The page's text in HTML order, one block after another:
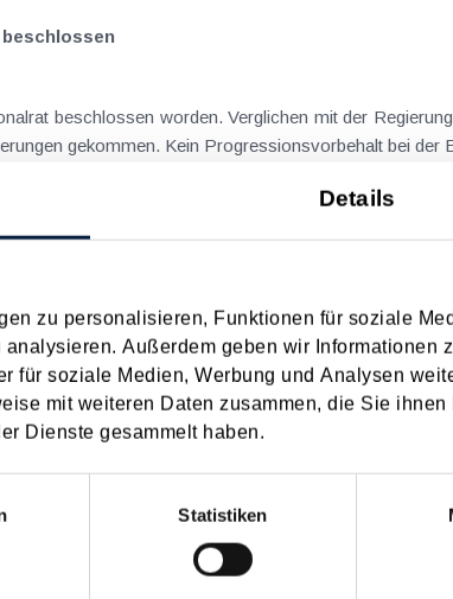
Details
zu personalisieren, Funktionen für soziale
Außerdem geben wir Informationen
für soziale Medien, Werbung und Analysen
mit weiteren Daten zusammen, die Sie
Dienste gesammelt haben.
Statistiken
beschlossen worden. Verglichen mit der
aus dem Juli 2026 ) ist es dabei vereinzelt noch zu wichtigen Änderungen gekommen. Kein
in zeitlichem Zusammenhang mit dem
für die Hauptwohnsitzbefreiung erfüllt sind....
resultieren – typischerweise stellt sich das